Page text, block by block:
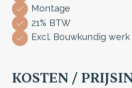
Montage
21% BTW
Excl. Bouwkundig werk
KOSTEN /